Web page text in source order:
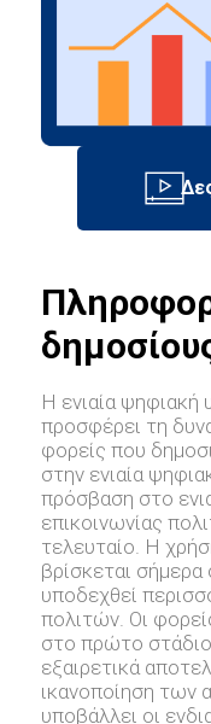
Η ενιαία ψηφιακή
προσφέρει τη
φορείς που
στην ενιαία
πρόσβαση στο
επικοινωνίας
τελευταίο. Η
βρίσκεται σήμερα
υποδεχθεί
πολιτών. Οι
στο πρώτο στάδιο
εξαιρετικά
ικανοποίηση των
υποβάλλει οι